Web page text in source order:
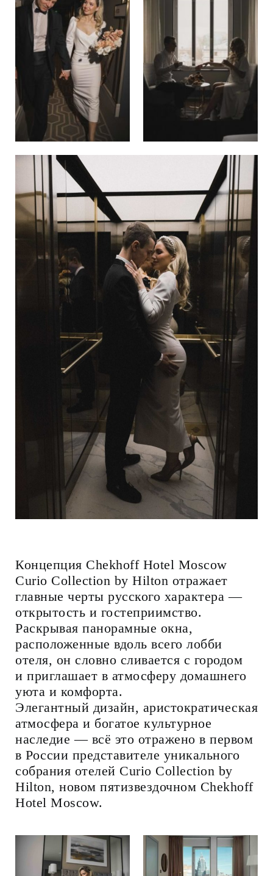
Концепция Chekhoff Hotel Moscow
Curio Collection by Hilton отражает
главные черты русского характера —
открытость и гостеприимство.
Раскрывая панорамные окна,
расположенные вдоль всего лобби
отеля, он словно сливается с городом
и приглашает в атмосферу домашнего
уюта и комфорта.
Элегантный дизайн, аристократическая
атмосфера и богатое культурное
наследие — всё это отражено в первом
в России представителе уникального
собрания отелей Curio Collection by
Hilton, новом пятизвездочном Chekhoff
Hotel Moscow.